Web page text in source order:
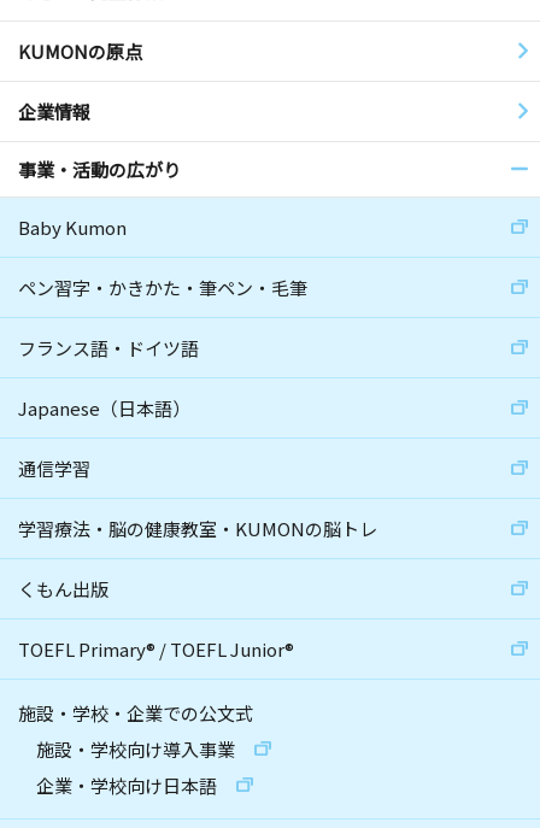
KUMONの原点
企業情報
事業・活動の広がり
Baby Kumon
ペン習字・かきかた・筆ペン・毛筆
フランス語・ドイツ語
Japanese（日本語）
通信学習
学習療法・脳の健康教室・KUMONの脳トレ
くもん出版
TOEFL Primary® /TOEFL Junior®
施設・学校・企業での公文式
施設・学校向け導入事業
企業・学校向け日本語